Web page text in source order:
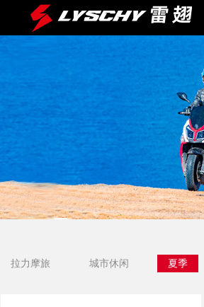
拉力摩旅 城市休闲 夏季